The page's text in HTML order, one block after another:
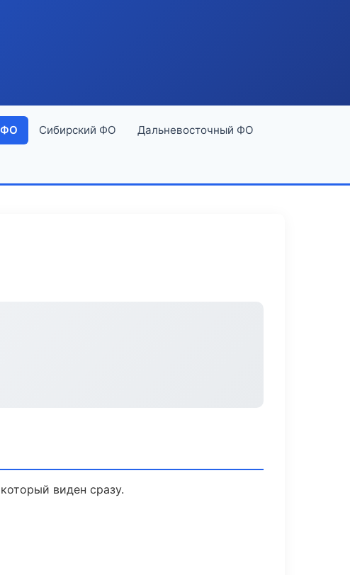
ФО Сибирский ФО Дальневосточный ФО
виден сразу.